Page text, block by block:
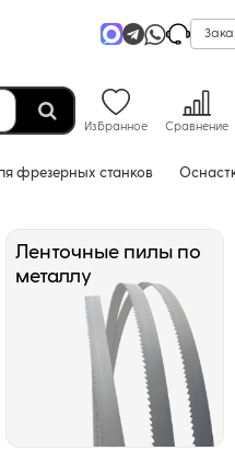
Избранное Сравнение
фрезерных станков
Ленточные пилы по
металлу